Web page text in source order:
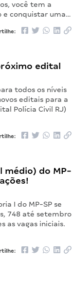
você tem a
e conquistar uma…
edital
todos os níveis
editais para a
Polícia Civil RJ)
médio) do MP-
I do MP-SP se
748 até setembro
as vagas iniciais.